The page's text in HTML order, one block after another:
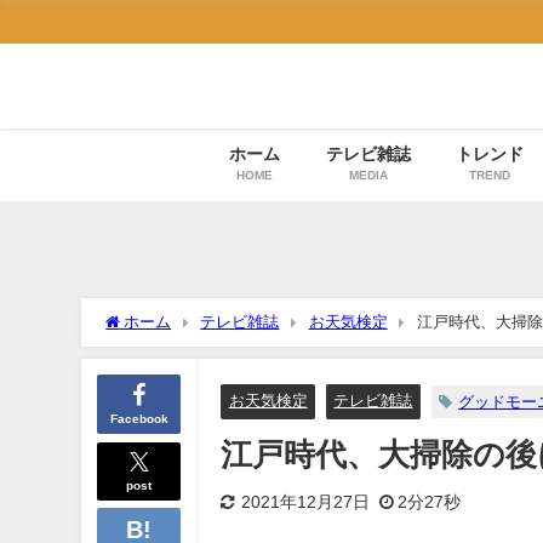
ホーム
HOME
テレビ雑誌
MEDIA
トレンド
TREND
ホーム テレビ雑誌 お天気検定 江戸時代、大掃
Facebook
post
お天気検定 テレビ雑誌 グッドモー
江戸時代、大掃除の
2021年12月27日 2分27秒